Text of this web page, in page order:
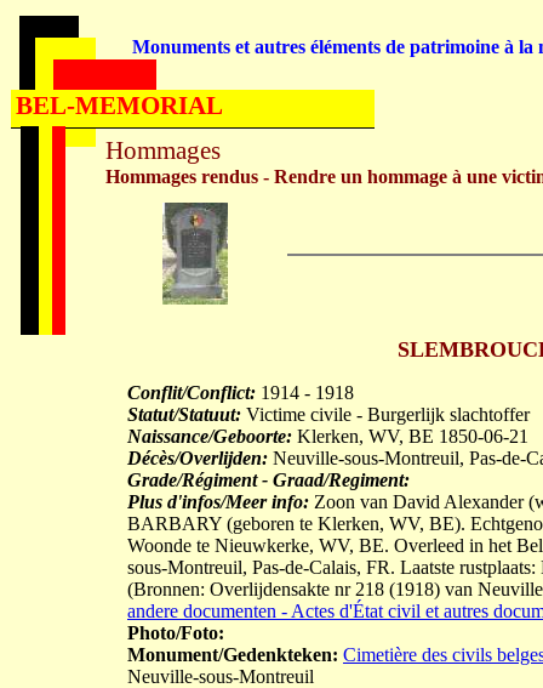
Conflit/Conflict: 1914 - 1918
Statut/Statuut: Victime civile - Burgerlijk slachtoffer
Naissance/Geboorte: Klerken, WV, BE 1850-06-21
Décès/Overlijden: Neuville-sous-Montreuil, Pas-de-
Grade/Régiment - Graad/Regiment:
Plus d'infos/Meer info: Zoon van David Alexander
BARBARY (geboren te Klerken, WV, BE).
Woonde te Nieuwkerke, WV, BE. Overleed in het
sous-Montreuil, Pas-de-Calais, FR. Laatste
(Bronnen: Overlijdensakte nr 218 (1918) van
andere documenten - Actes d'État civil et autres
Photo/Foto:
Monument/Gedenkteken: Cimetière des civils
Neuville-sous-Montreuil
Hommages
Hommages rendus - Rendre un hommage à une
Monuments et autres éléments de patrimoine à la
BEL-MEMORIAL